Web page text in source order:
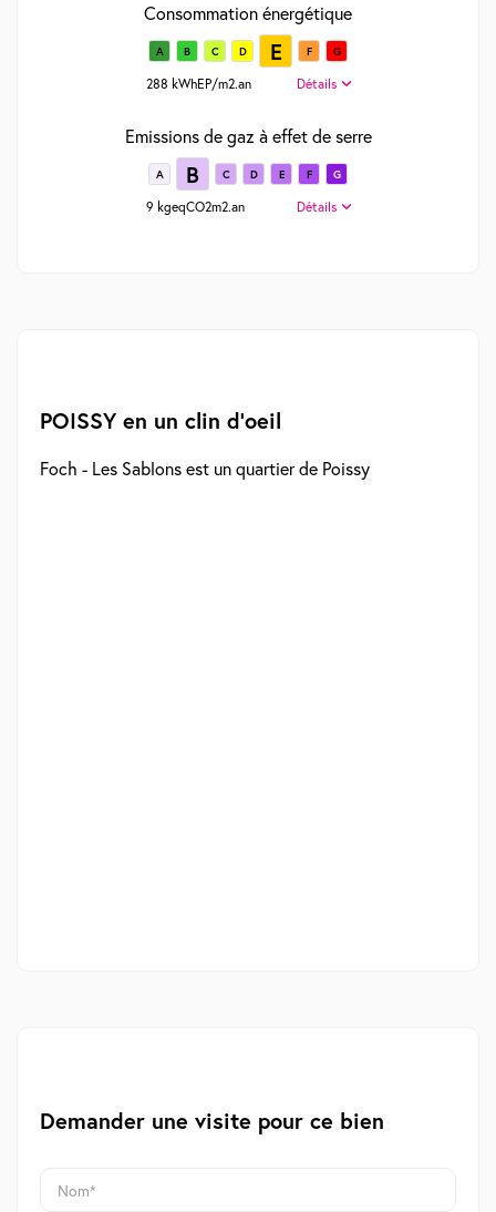
Consommation énergétique
A B C D E F G
288 kWhEP/m2.an Détails
Emissions de gaz à effet de serre
A B C D E F G
9 kgeqCO2m2.an Détails
POISSY en un clin d'oeil
Foch - Les Sablons est un quartier de Poissy
Demander une visite pour ce bien